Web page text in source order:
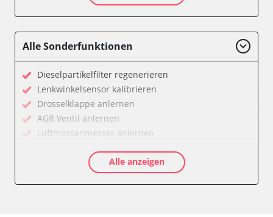
Kombiinstrument
Soundsystem
Start Authentifikation
Türsteuergerät vorne links
Türsteuergerät vorne rechts
Wegfahrsperre
Zentralelektronik
Verfügbarkeit abhängig von Modell, Motorisierung, Ausstattung
Alle Sonderfunktionen
Dieselpartikelfilter regenerieren
Lenkwinkelsensor kalibrieren
Drosselklappe anlernen
AGR Ventil anlernen
Luftmassenmesser anlernen
Ölservicerückstellung
Anpassungsparameter zurücksetzen
Alle anzeigen